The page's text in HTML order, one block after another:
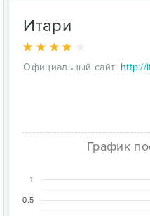
Итари
Официальный сайт: http://
График
0.5
1